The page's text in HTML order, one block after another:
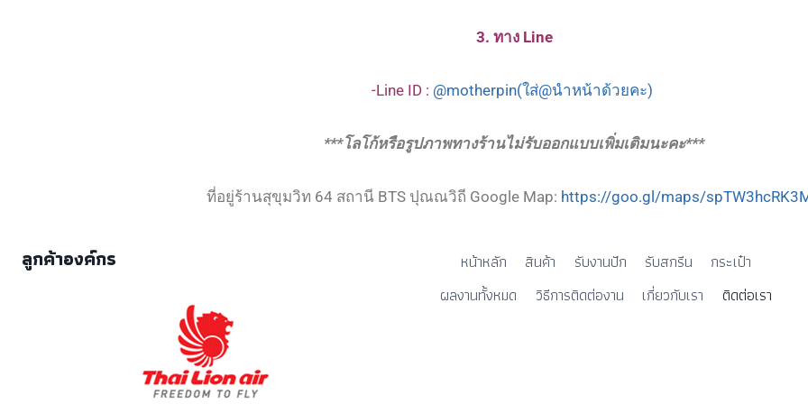
3. ทาง Line
-Line ID : @motherpin(ใส่@นำหน้าด้วยคะ)
***โลโก้หรือรูปภาพทางร้านไม่รับออกแบบเพิ่มเติมนะคะ***
ที่อยู่ร้านสุขุมวิท 64 สถานี BTS ปุณณวิถี Google Map: https://goo.gl/maps/
ลูกค้าองค์กร หน้าหลัก สินค้า รับงานปัก รับสกรีน
กระเป๋า
ผลงานทั้งหมด
วิธีการติดต่องาน เกี่ยวกับเรา ติดต่อเรา